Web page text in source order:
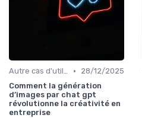
Autre cas d'utilisation •
28/12/2025
Comment la génération
d’images par chat gpt
révolutionne la créativité en
entreprise